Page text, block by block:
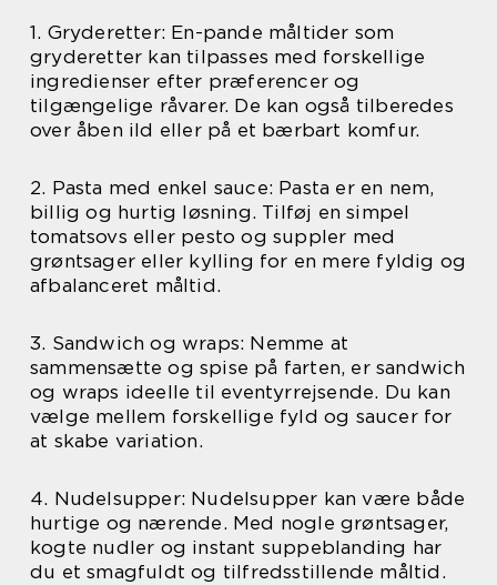
1. Gryderetter: En-pande måltider som
gryderetter kan tilpasses med forskellige
ingredienser efter præferencer og
tilgængelige råvarer. De kan også tilberedes
over åben ild eller på et bærbart komfur.
2. Pasta med enkel sauce: Pasta er en nem,
billig og hurtig løsning. Tilføj en simpel
tomatsovs eller pesto og suppler med
grøntsager eller kylling for en mere fyldig og
afbalanceret måltid.
3. Sandwich og wraps: Nemme at
sammensætte og spise på farten, er sandwich
og wraps ideelle til eventyrrejsende. Du kan
vælge mellem forskellige fyld og saucer for
at skabe variation.
4. Nudelsupper: Nudelsupper kan være både
hurtige og nærende. Med nogle grøntsager,
kogte nudler og instant suppeblanding har
du et smagfuldt og tilfredsstillende måltid.